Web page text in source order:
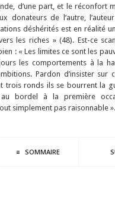
d’une part, et le réconfort
donateurs de l’autre,
déshérités est en réalité
les riches » (48). Est-ce
: « Les limites ce sont les
les comportements à la
Pardon d’insister sur
trois ronds ils se bourrent la
bordel à la première
simplement pas raisonnable
SOMMAIRE